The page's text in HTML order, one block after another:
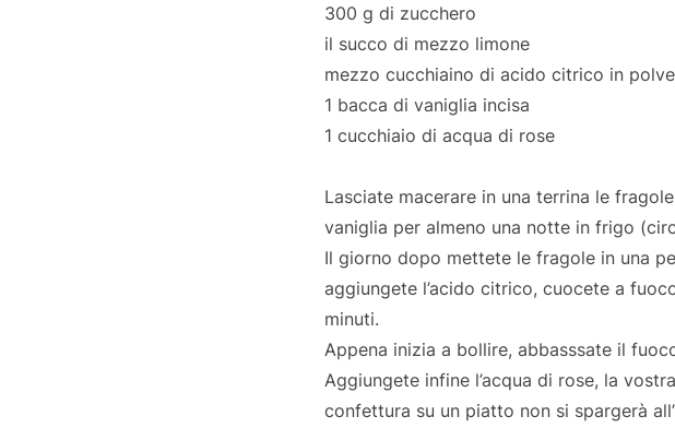
300 g di zucchero
il succo di mezzo limone
mezzo cucchiaino di acido citrico in
1 bacca di vaniglia incisa
1 cucchiaio di acqua di rose
Lasciate macerare in una terrina le
vaniglia per almeno una notte in frigo
Il giorno dopo mettete le fragole in una
aggiungete l’acido citrico, cuocete a
minuti.
Appena inizia a bollire, abbasssate il
Aggiungete infine l’acqua di rose, la
confettura su un piatto non si spargerà